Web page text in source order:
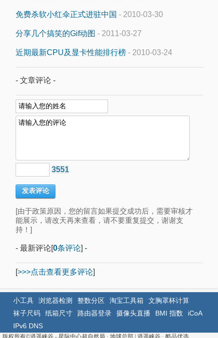
免费杀软小红伞正式进驻中国 - 2010-03-30
分享几个搞笑的Gif动图 - 2011-03-27
近期最新CPU及显卡性能排行榜 - 2010-03-24
- 文章评论 -
3551
[由于政策原因，您的留言如果提交成功后，需要审核才
能展示，请改天再来查看，请不要重复提交，谢谢支
持！]
- 最新评论[0条评论] -
[>>>点击查看更多评论]
小工具 浏览器检测 整数分区 淘宝工具箱
文胸罩杯计算
袜子尺码
纸箱尺寸 路由器登录 摄像头直播 BMI 指数
iCoA
IPv6 DNS
版权所有©逍遥峡谷 - 星际中心超自然局 · 地球总部 逍遥峡谷 · 酷品优选